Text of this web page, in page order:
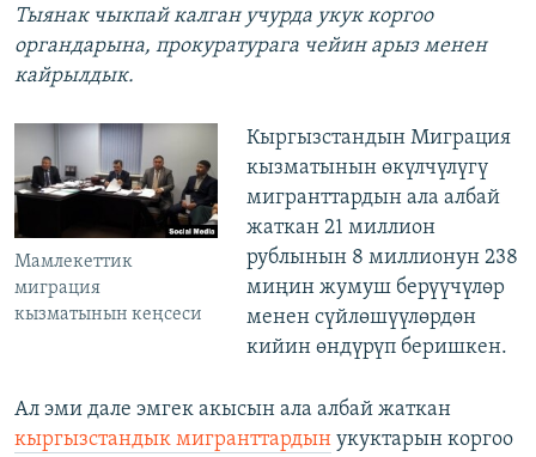
Тыянак чыкпай калган учурда укук коргоо
органдарына, прокуратурага чейин арыз менен
кайрылдык.
Мамлекеттик
миграция
кызматынын кеңсеси
Кыргызстандын Миграция
кызматынын өкүлчүлүгү
мигранттардын ала албай
жаткан 21 миллион
рублынын 8 миллионун 238
миңин жумуш берүүчүлөр
менен сүйлөшүүлөрдөн
кийин өндүрүп беришкен.
Ал эми дале эмгек акысын ала албай жаткан
кыргызстандык мигранттардын укуктарын коргоо